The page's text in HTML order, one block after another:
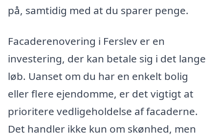
på, samtidig med at du sparer penge.
Facaderenovering i Ferslev er en
investering, der kan betale sig i det lange
løb. Uanset om du har en enkelt bolig
eller flere ejendomme, er det vigtigt at
prioritere vedligeholdelse af facaderne.
Det handler ikke kun om skønhed, men